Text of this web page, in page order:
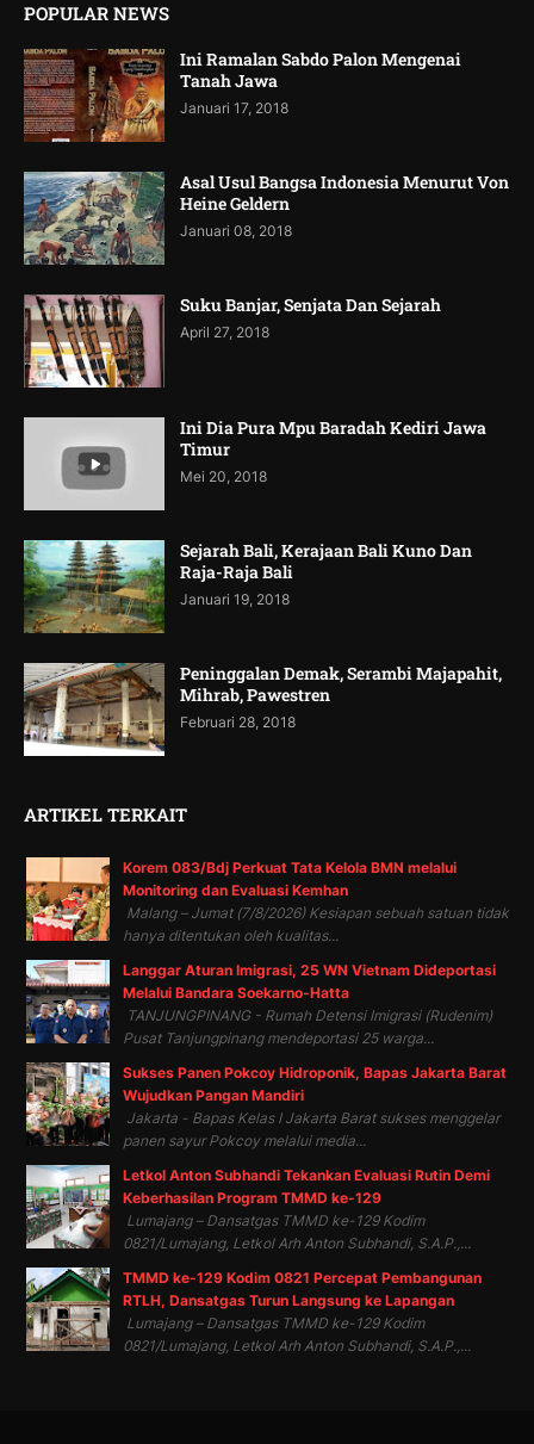
POPULAR NEWS
Ini Ramalan Sabdo Palon Mengenai
Tanah Jawa
Januari 17, 2018
Asal Usul Bangsa Indonesia Menurut Von
Heine Geldern
Januari 08, 2018
Suku Banjar, Senjata Dan Sejarah
April 27, 2018
Ini Dia Pura Mpu Baradah Kediri Jawa
Timur
Mei 20, 2018
Sejarah Bali, Kerajaan Bali Kuno Dan
Raja-Raja Bali
Januari 19, 2018
Peninggalan Demak, Serambi Majapahit,
Mihrab, Pawestren
Februari 28, 2018
ARTIKEL TERKAIT
Korem 083/Bdj Perkuat Tata Kelola BMN melalui
Monitoring dan Evaluasi Kemhan
Malang – Jumat (7/8/2026) Kesiapan sebuah satuan tidak
hanya ditentukan oleh kualitas...
Langgar Aturan Imigrasi, 25 WN Vietnam Dideportasi
Melalui Bandara Soekarno-Hatta
TANJUNGPINANG - Rumah Detensi Imigrasi (Rudenim)
Pusat Tanjungpinang mendeportasi 25 warga...
Sukses Panen Pokcoy Hidroponik, Bapas Jakarta Barat
Wujudkan Pangan Mandiri
Jakarta - Bapas Kelas I Jakarta Barat sukses menggelar
panen sayur Pokcoy melalui media...
Letkol Anton Subhandi Tekankan Evaluasi Rutin Demi
Keberhasilan Program TMMD ke-129
Lumajang – Dansatgas TMMD ke-129 Kodim
0821/Lumajang, Letkol Arh Anton Subhandi, S.A.P.,...
TMMD ke-129 Kodim 0821 Percepat Pembangunan
RTLH, Dansatgas Turun Langsung ke Lapangan
Lumajang – Dansatgas TMMD ke-129 Kodim
0821/Lumajang, Letkol Arh Anton Subhandi, S.A.P.,...